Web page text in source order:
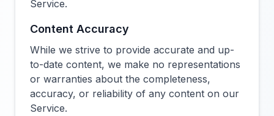
Service.
Content Accuracy
While we strive to provide accurate and up-
to-date content, we make no representations
or warranties about the completeness,
accuracy, or reliability of any content on our
Service.